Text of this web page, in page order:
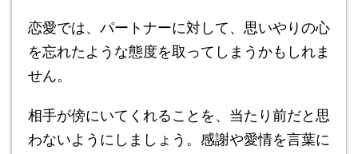
恋愛では、パートナーに対して、思いやりの心
を忘れたような態度を取ってしまうかもしれま
せん。
相手が傍にいてくれることを、当たり前だと思
わないようにしましょう。感謝や愛情を言葉に